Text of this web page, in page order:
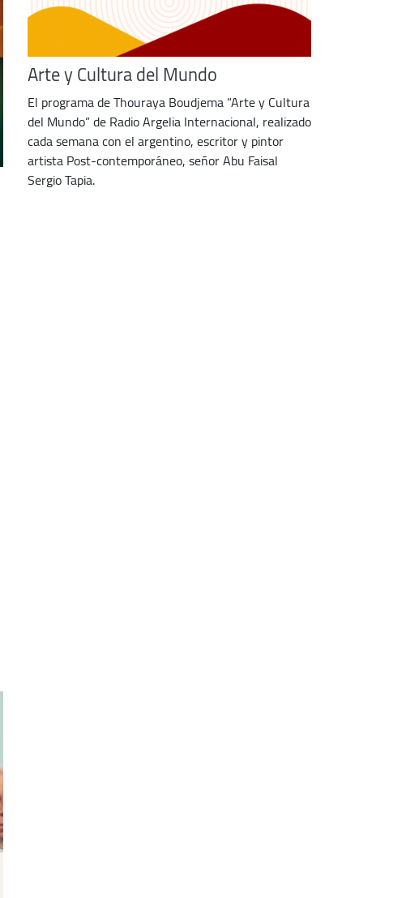
Arte y Cultura del Mundo
El programa de Thouraya Boudjema “Arte y Cultura
del Mundo” de Radio Argelia Internacional, realizado
cada semana con el argentino, escritor y pintor
artista Post-contemporáneo, señor Abu Faisal
Sergio Tapia.